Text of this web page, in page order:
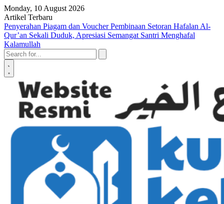
Skip to content
Monday, 10 August 2026
Artikel Terbaru
Keutamaan Membantu Anak Yatim